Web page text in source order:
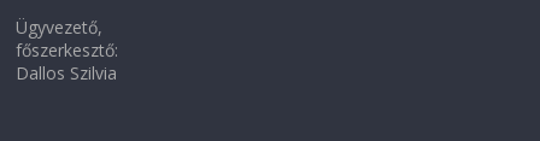
Ügyvezető,
főszerkesztő:
Dallos Szilvia